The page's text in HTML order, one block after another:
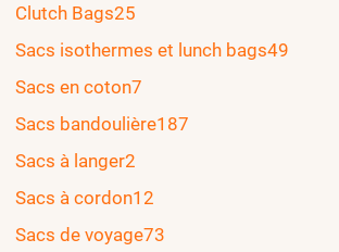
Clutch Bags25
Sacs isothermes et lunch bags49
Sacs en coton7
Sacs bandoulière187
Sacs à langer2
Sacs à cordon12
Sacs de voyage73